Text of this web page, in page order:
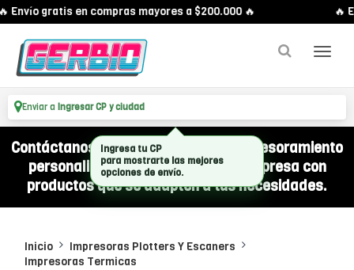
Envío gratis en compras mayores a $200.000 🔥 🔥
Enviar a Ingresar CP y ciudad
Contáctanos por WhatsApp y recibí asesoramiento
personalizado para equipar a tu empresa con
productos que se adapten a tus necesidades.
Inicio
Impresoras Plotters Y Escaners
Impresoras Termicas
Ingresa tu CP
para mostrarte las mejores
opciones de envío.